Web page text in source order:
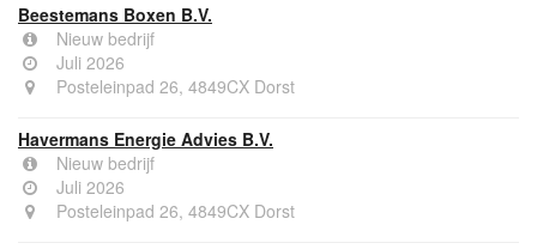
Beestemans Boxen B.V.
Nieuw bedrijf
Juli 2026
Posteleinpad 26, 4849CX Dorst
Havermans Energie Advies B.V.
Nieuw bedrijf
Juli 2026
Posteleinpad 26, 4849CX Dorst